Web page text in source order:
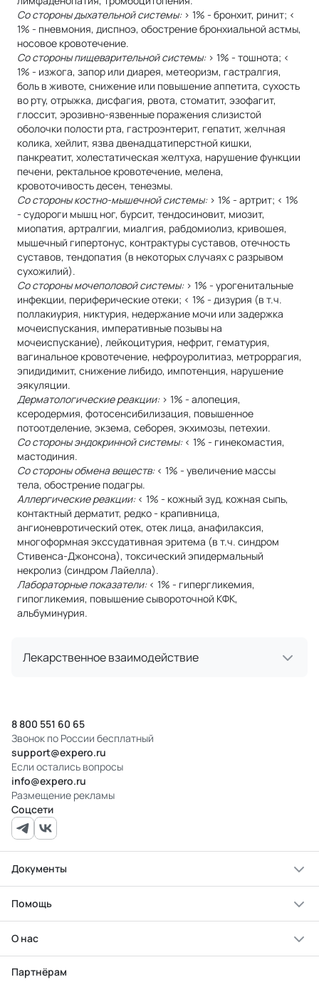
Со стороны дыхательной системы: > 1% - бронхит, ринит; <
1% - пневмония, диспноэ, обострение бронхиальной астмы,
носовое кровотечение.
Со стороны пищеварительной системы: > 1% - тошнота; <
1% - изжога, запор или диарея, метеоризм, гастралгия,
боль в животе, снижение или повышение аппетита, сухость
во рту, отрыжка, дисфагия, рвота, стоматит, эзофагит,
глоссит, эрозивно-язвенные поражения слизистой
оболочки полости рта, гастроэнтерит, гепатит, желчная
колика, хейлит, язва двенадцатиперстной кишки,
панкреатит, холестатическая желтуха, нарушение функции
печени, ректальное кровотечение, мелена,
кровоточивость десен, тенезмы.
Со стороны костно-мышечной системы: > 1% - артрит; < 1%
- судороги мышц ног, бурсит, тендосиновит, миозит,
миопатия, артралгии, миалгия, рабдомиолиз, кривошея,
мышечный гипертонус, контрактуры суставов, отечность
суставов, тендопатия (в некоторых случаях с разрывом
сухожилий).
Со стороны мочеполовой системы: > 1% - урогенитальные
инфекции, периферические отеки; < 1% - дизурия (в т.ч.
поллакиурия, никтурия, недержание мочи или задержка
мочеиспускания, императивные позывы на
мочеиспускание), лейкоцитурия, нефрит, гематурия,
вагинальное кровотечение, нефроуролитиаз, метроррагия,
эпидидимит, снижение либидо, импотенция, нарушение
эякуляции.
Дерматологические реакции: > 1% - алопеция,
ксеродермия, фотосенсибилизация, повышенное
потоотделение, экзема, себорея, экхимозы, петехии.
Со стороны эндокринной системы:< 1% - гинекомастия,
мастодиния.
Со стороны обмена веществ:< 1% - увеличение массы
тела, обострение подагры.
Аллергические реакции: < 1% - кожный зуд, кожная сыпь,
контактный дерматит, редко - крапивница,
ангионевротический отек, отек лица, анафилаксия,
многоформная экссудативная эритема (в т.ч. синдром
Стивенса-Джонсона), токсический эпидермальный
некролиз (синдром Лайелла).
Лабораторные показатели: < 1% - гипергликемия,
гипогликемия, повышение сывороточной КФК,
альбуминурия.
Лекарственное взаимодействие
8 800 551 60 65
Звонок по России бесплатный
support@expero.ru
Если остались вопросы
info@expero.ru
Размещение рекламы
Соцсети
Документы
Помощь
О нас
Партнёрам